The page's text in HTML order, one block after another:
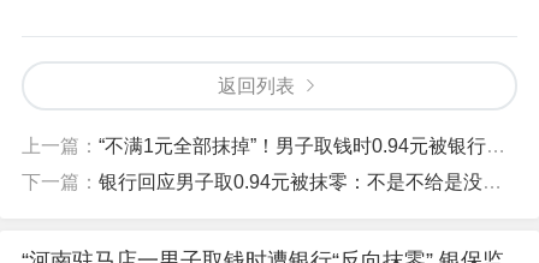
返回列表
上一篇： “不满1元全部抹掉”！男子取钱时0.94元被银行抹零，银行回应！网友：全国储户都抹零有多少钱？
下一篇： 银行回应男子取0.94元被抹零：不是不给是没零钱，几毛钱能干啥，三毛五毛人家都不要的